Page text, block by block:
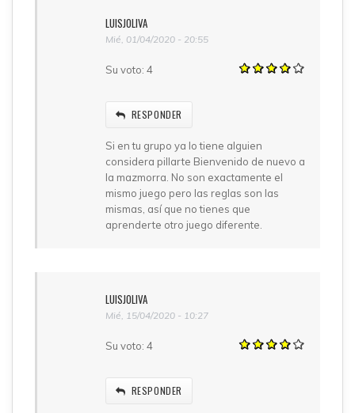
LUISJOLIVA
Mié, 01/04/2020 - 20:55
Su voto: 4
RESPONDER
Si en tu grupo ya lo tiene alguien
considera pillarte Bienvenido de nuevo a
la mazmorra. No son exactamente el
mismo juego pero las reglas son las
mismas, así que no tienes que
aprenderte otro juego diferente.
LUISJOLIVA
Mié, 15/04/2020 - 10:27
Su voto: 4
RESPONDER